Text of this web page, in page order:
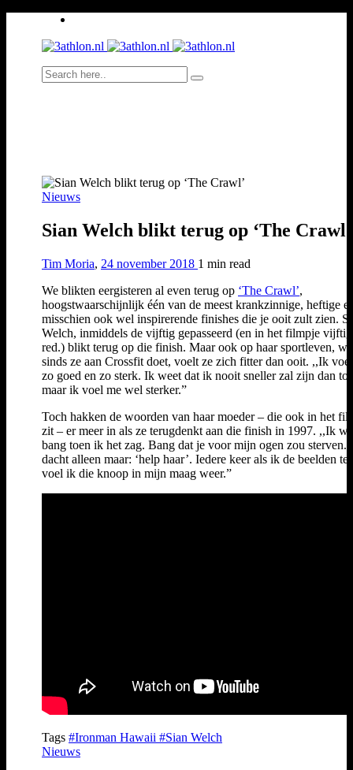
Nieuws
Sian Welch blikt terug op ‘The Crawl’
Tim Moria, 24 november 2018 1 min read
We blikten eergisteren al even terug op ‘The Crawl’,
hoogstwaarschijnlijk één van de meest krankzinnige, heftige
misschien ook wel inspirerende finishes die je ooit zult zien.
Welch, inmiddels de vijftig gepasseerd (en in het filmpje
red.) blikt terug op die finish. Maar ook op haar sportleven,
sinds ze aan Crossfit doet, voelt ze zich fitter dan ooit. ,,Ik
zo goed en zo sterk. Ik weet dat ik nooit sneller zal zijn dan
maar ik voel me wel sterker.”
Toch hakken de woorden van haar moeder – die ook in het
zit – er meer in als ze terugdenkt aan die finish in 1997. ,,Ik
bang toen ik het zag. Bang dat je voor mijn ogen zou sterven.
dacht alleen maar: ‘help haar’. Iedere keer als ik de beelden
voel ik die knoop in mijn maag weer.”
Tags #Ironman Hawaii #Sian Welch
Nieuws